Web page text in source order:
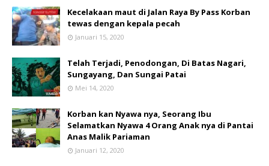
Kecelakaan maut di Jalan Raya By Pass Korban
tewas dengan kepala pecah
Januari 15, 2020
Telah Terjadi, Penodongan, Di Batas Nagari,
Sungayang, Dan Sungai Patai
Mei 14, 2020
Korban kan Nyawa nya, Seorang Ibu
Selamatkan Nyawa 4 Orang Anak nya di Pantai
Anas Malik Pariaman
Januari 12, 2020